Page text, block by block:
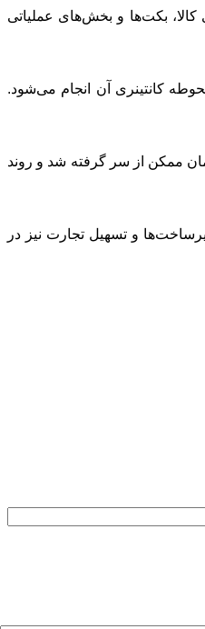
کالا، بکت‌ها و بخش‌های عملیاتی
کانتینری آن انجام می‌شود.
ممکن از سر گرفته شد و روند
و تسهیل تجارت نیز در